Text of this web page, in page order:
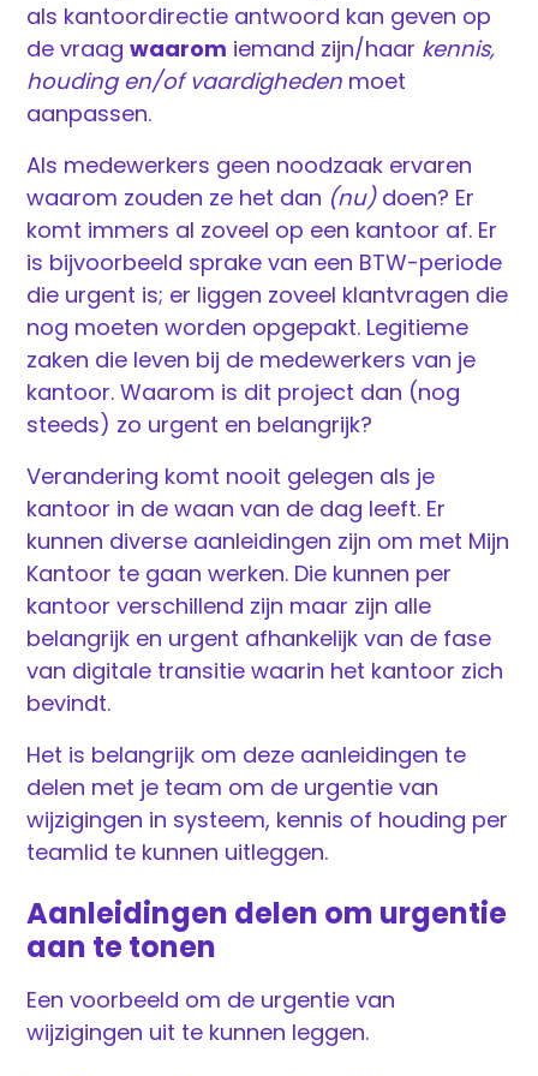
als kantoordirectie antwoord kan geven op
de vraagwaarom iemand zijn/haar kennis,
houding en/of vaardigheden moet
aanpassen.
Als medewerkers geen noodzaak ervaren
waarom zouden ze het dan (nu) doen? Er
komt immers al zoveel op een kantoor af. Er
is bijvoorbeeld sprake van een BTW-periode
die urgent is; er liggen zoveel klantvragen die
nog moeten worden opgepakt. Legitieme
zaken die leven bij de medewerkers van je
kantoor. Waarom is dit project dan (nog
steeds) zo urgent en belangrijk?
Verandering komt nooit gelegen als je
kantoor in de waan van de dag leeft. Er
kunnen diverse aanleidingen zijn om met Mijn
Kantoor te gaan werken. Die kunnen per
kantoor verschillend zijn maar zijn alle
belangrijk en urgent afhankelijk van de fase
van digitale transitie waarin het kantoor zich
bevindt.
Het is belangrijk om deze aanleidingen te
delen met je team om de urgentie van
wijzigingen in systeem, kennis of houding per
teamlid te kunnen uitleggen.
Aanleidingen delen om urgentie
aan te tonen
Een voorbeeld om de urgentie van
wijzigingen uit te kunnen leggen.